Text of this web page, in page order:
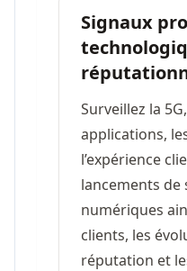
Signaux
Surveillez la
applications,
l’expérience
lancements de
numériques
clients, les
réputation et